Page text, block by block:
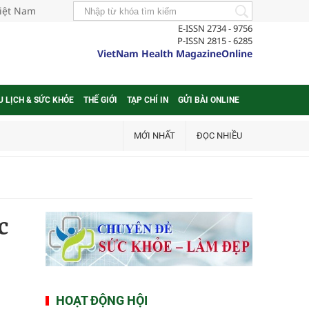
Nam
E-ISSN 2734 - 9756
P-ISSN 2815 - 6285
VietNam Health MagazineOnline
LỊCH & SỨC KHỎE THẾ GIỚI TẠP CHÍ IN GỬI BÀI ONLINE
MỚI NHẤT ĐỌC NHIỀU
HOẠT ĐỘNG HỘI